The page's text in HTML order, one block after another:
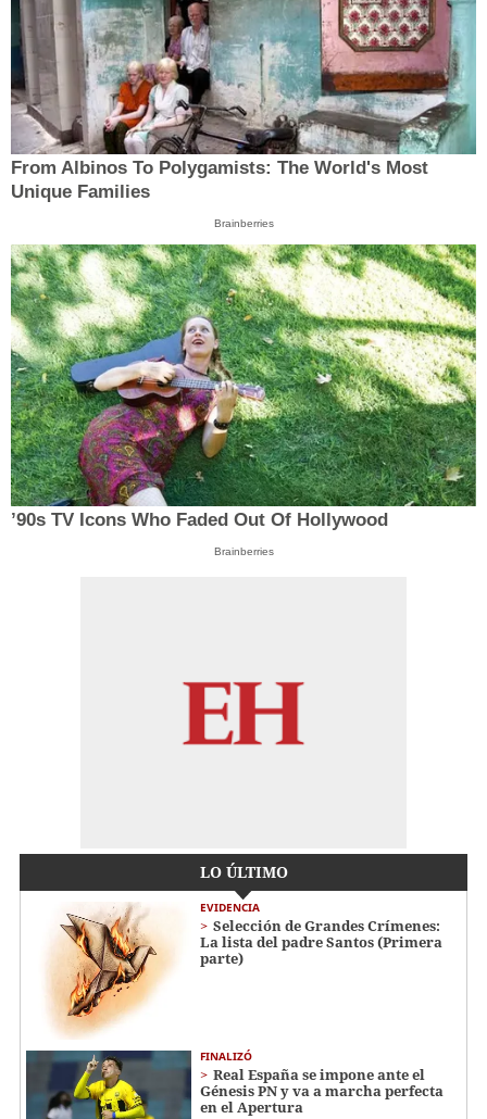
From Albinos To Polygamists: The World's Most
Unique Families
Brainberries
’90s TV Icons Who Faded Out Of Hollywood
Brainberries
LO ÚLTIMO
EVIDENCIA
Selección de Grandes Crímenes:
La lista del padre Santos (Primera
parte)
FINALIZÓ
Real España se impone ante el
Génesis PN y va a marcha perfecta
en el Apertura